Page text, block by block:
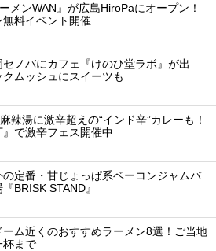
メンWAN』が広島HiroPaにオープン！
料イベント開催
ノバにカフェ『けのひ堂ラボ』が出
ムッシュにスイーツも
辣湯に激辛超えの“インド辛”カレーも！
』で激辛フェス開催中
定番・甘じょっぱ系ベーコンジャムバ
BRISK STAND』
ーム近くのおすすめラーメン8選！ご当地
杯まで